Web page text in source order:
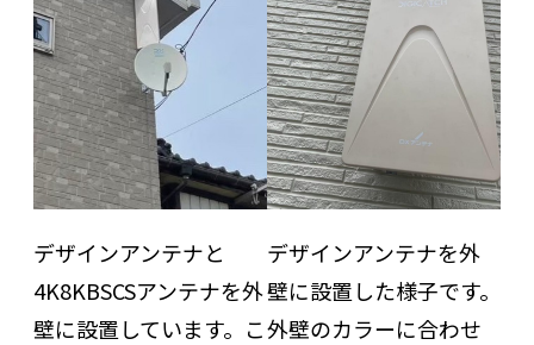
デザインアンテナと
4K8KBSCSアンテナを外
壁に設置しています。こ
デザインアンテナを外
壁に設置した様子です。
外壁のカラーに合わせ